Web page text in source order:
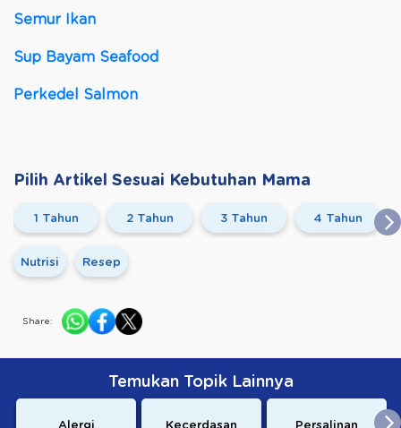
Semur Ikan
Sup Bayam Seafood
Perkedel Salmon
Pilih Artikel Sesuai Kebutuhan Mama
1 Tahun 2 Tahun 3 Tahun 4 Tahun
Nutrisi Resep
Share:
Temukan Topik Lainnya
Alergi Kecerdasan Persalinan